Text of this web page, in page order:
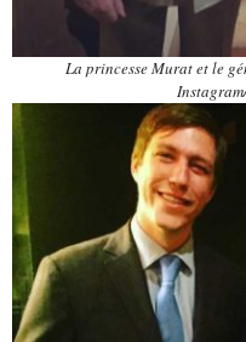
La princesse Murat et le